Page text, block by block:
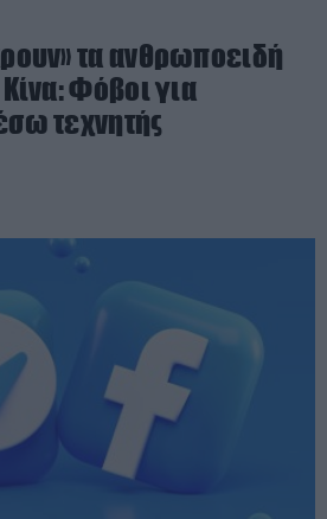
τα ανθρωποειδή
Φόβοι για
τεχνητής